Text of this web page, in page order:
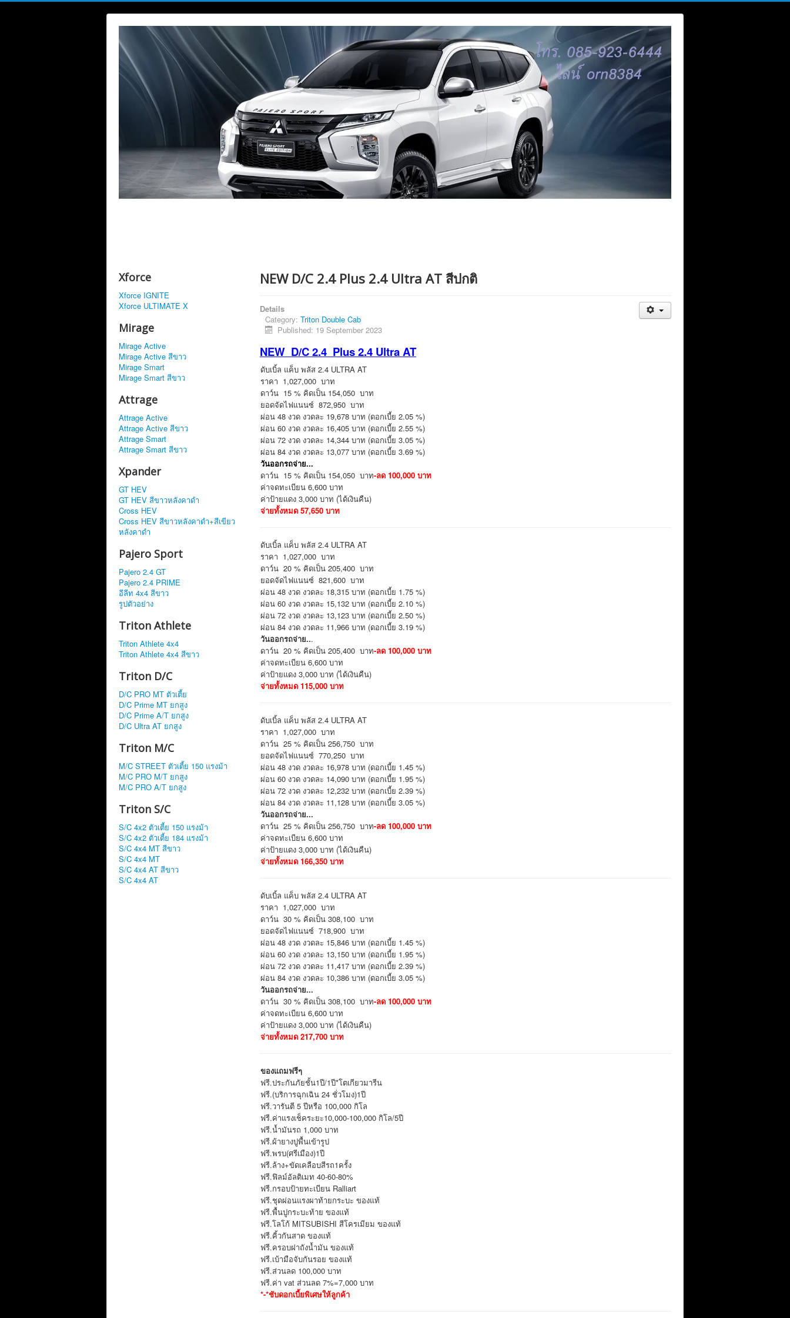
Xforce
Xforce IGNITE
Xforce ULTIMATE X
Mirage
Mirage Active
Mirage Active สีขาว
Mirage Smart
Mirage Smart สีขาว
Attrage
Attrage Active
Attrage Active สีขาว
Attrage Smart
Attrage Smart สีขาว
Xpander
GT HEV
GT HEV สีขาวหลังคาดำ
Cross HEV
Cross HEV สีขาวหลังคาดำ+สีเขียว
หลังคาดำ
Pajero Sport
Pajero 2.4 GT
Pajero 2.4 PRIME
อีลีท 4x4 สีขาว
รูปตัวอย่าง
Triton Athlete
Triton Athlete 4x4
Triton Athlete 4x4 สีขาว
Triton D/C
D/C PRO MT ตัวเตี้ย
D/C Prime MT ยกสูง
D/C Prime A/T ยกสูง
D/C Ultra AT ยกสูง
Triton M/C
M/C STREET ตัวเตี้ย 150 แรงม้า
M/C PRO M/T ยกสูง
M/C PRO A/T ยกสูง
Triton S/C
S/C 4x2 ตัวเตี้ย 150 แรงม้า
S/C 4x2 ตัวเตี้ย 184 แรงม้า
S/C 4x4 MT สีขาว
S/C 4x4 MT
S/C 4x4 AT สีขาว
S/C 4x4 AT
NEW D/C 2.4 Plus 2.4 Ultra AT สีปกติ
Details
Category: Triton Double Cab
Published: 19 September 2023
NEW D/C 2.4 Plus 2.4 Ultra AT
ดับเบิ้ล แค็บ พลัส 2.4 ULTRA AT
ราคา 1,027,000 บาท
ดาว์น 15 % คิดเป็น 154,050 บาท
ยอดจัดไฟแนนซ์ 872,950 บาท
ผ่อน 48 งวด งวดละ 19,678 บาท (ดอกเบี้ย 2.05 %)
ผ่อน 60 งวด งวดละ 16,405 บาท (ดอกเบี้ย 2.55 %)
ผ่อน 72 งวด งวดละ 14,344 บาท (ดอกเบี้ย 3.05 %)
ผ่อน 84 งวด งวดละ 13,077 บาท (ดอกเบี้ย 3.69 %)
วันออกรถจ่าย...
ดาว์น 15 % คิดเป็น 154,050 บาท-ลด 100,000 บาท
ค่าจดทะเบียน 6,600 บาท
ค่าป้ายแดง 3,000 บาท (ได้เงินคืน)
จ่ายทั้งหมด 57,650 บาท
ดับเบิ้ล แค็บ พลัส 2.4 ULTRA AT
ราคา 1,027,000 บาท
ดาว์น 20 % คิดเป็น 205,400 บาท
ยอดจัดไฟแนนซ์ 821,600 บาท
ผ่อน 48 งวด งวดละ 18,315 บาท (ดอกเบี้ย 1.75 %)
ผ่อน 60 งวด งวดละ 15,132 บาท (ดอกเบี้ย 2.10 %)
ผ่อน 72 งวด งวดละ 13,123 บาท (ดอกเบี้ย 2.50 %)
ผ่อน 84 งวด งวดละ 11,966 บาท (ดอกเบี้ย 3.19 %)
วันออกรถจ่าย...
ดาว์น 20 % คิดเป็น 205,400 บาท-ลด 100,000 บาท
ค่าจดทะเบียน 6,600 บาท
ค่าป้ายแดง 3,000 บาท (ได้เงินคืน)
จ่ายทั้งหมด 115,000 บาท
ดับเบิ้ล แค็บ พลัส 2.4 ULTRA AT
ราคา 1,027,000 บาท
ดาว์น 25 % คิดเป็น 256,750 บาท
ยอดจัดไฟแนนซ์ 770,250 บาท
ผ่อน 48 งวด งวดละ 16,978 บาท (ดอกเบี้ย 1.45 %)
ผ่อน 60 งวด งวดละ 14,090 บาท (ดอกเบี้ย 1.95 %)
ผ่อน 72 งวด งวดละ 12,232 บาท (ดอกเบี้ย 2.39 %)
ผ่อน 84 งวด งวดละ 11,128 บาท (ดอกเบี้ย 3.05 %)
วันออกรถจ่าย...
ดาว์น 25 % คิดเป็น 256,750 บาท-ลด 100,000 บาท
ค่าจดทะเบียน 6,600 บาท
ค่าป้ายแดง 3,000 บาท (ได้เงินคืน)
จ่ายทั้งหมด 166,350 บาท
ดับเบิ้ล แค็บ พลัส 2.4 ULTRA AT
ราคา 1,027,000 บาท
ดาว์น 30 % คิดเป็น 308,100 บาท
ยอดจัดไฟแนนซ์ 718,900 บาท
ผ่อน 48 งวด งวดละ 15,846 บาท (ดอกเบี้ย 1.45 %)
ผ่อน 60 งวด งวดละ 13,150 บาท (ดอกเบี้ย 1.95 %)
ผ่อน 72 งวด งวดละ 11,417 บาท (ดอกเบี้ย 2.39 %)
ผ่อน 84 งวด งวดละ 10,386 บาท (ดอกเบี้ย 3.05 %)
วันออกรถจ่าย...
ดาว์น 30 % คิดเป็น 308,100 บาท-ลด 100,000 บาท
ค่าจดทะเบียน 6,600 บาท
ค่าป้ายแดง 3,000 บาท (ได้เงินคืน)
จ่ายทั้งหมด 217,700 บาท
ของแถมฟรีๆ
ฟรี.ประกันภัยชั้น1ปี/1ปี*โตเกียวมารีน
ฟรี.(บริการฉุกเฉิน 24 ชั่วโมง)1ปี
ฟรี.วารันตี 5 ปีหรือ 100,000 กิโล
ฟรี.ค่าแรงเช็คระยะ10,000-100,000 กิโล/5ปี
ฟรี.น้ำมันรถ 1,000 บาท
ฟรี.ผ้ายางปูพื้นเข้ารูป
ฟรี.พรบ(ศรีเมือง)1ปี
ฟรี.ล้าง+ขัดเคลือบสีรถ1ครั้ง
ฟรี.ฟิลม์อัลติเมท 40-60-80%
ฟรี.กรอบป้ายทะเบียน Ralliart
ฟรี.ชุดผ่อนแรงผาท้ายกระบะ ของแท้
ฟรี.พื้นปูกระบะท้าย ของแท้
ฟรี.โลโก้ MITSUBISHI สีโครเมียม ของแท้
ฟรี.คิ้วกันสาด ของแท้
ฟรี.ครอบฝาถังน้ำมัน ของแท้
ฟรี.เบ้ามือจับกันรอย ของแท้
ฟรี.ส่วนลด 100,000 บาท
ฟรี.ค่า vat ส่วนลด 7%=7,000 บาท
*-*ชับดอกเบี้ยพิเศษให้ลูกค้า